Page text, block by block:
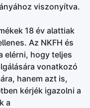
viszonyítva.
18 év alattiak
Az NKFH és
elérni, hogy teljes
vonatkozó
hanem azt is,
kérjék igazolni a
a